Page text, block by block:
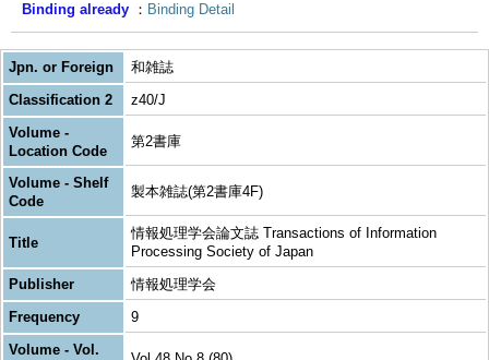
Binding already Binding Detail
Jpn. or Foreign
和雑誌
Classification 2
z40/J
Volume -
Location Code
第2書庫
Volume - Shelf
Code
製本雑誌(第2書庫4F)
Title
情報処理学会論文誌 Transactions of Information
Processing Society of Japan
Publisher
情報処理学会
Frequency
9
Volume - Vol.